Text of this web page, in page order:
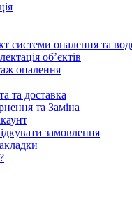
системи опалення та
об’єктів
опалення
та доставка
та Заміна
замовлення